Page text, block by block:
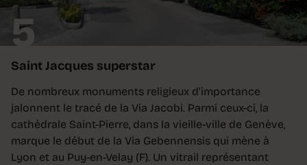
5
Saint Jacques superstar
De nombreux monuments religieux d’importance
jalonnent le tracé de la Via Jacobi. Parmi ceux-ci, la
cathédrale Saint-Pierre, dans la vieille-ville de Genève,
marque le début de la Via Gebennensis qui mène à
Lyon et au Puy-en-Velay (F). Un vitrail représentant